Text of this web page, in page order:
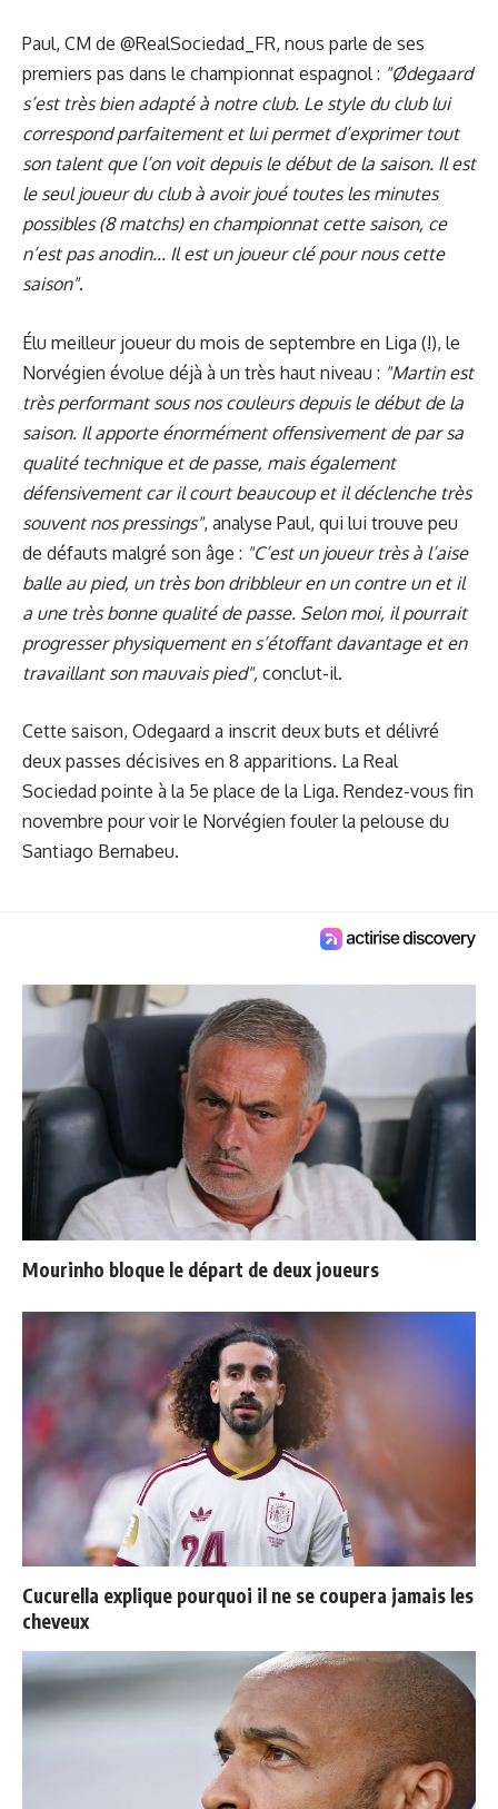
Paul, CM de @RealSociedad_FR, nous parle de ses
premiers pas dans le championnat espagnol : "Ødegaard
s’est très bien adapté à notre club. Le style du club lui
correspond parfaitement et lui permet d’exprimer tout
son talent que l’on voit depuis le début de la saison. Il est
le seul joueur du club à avoir joué toutes les minutes
possibles (8 matchs) en championnat cette saison, ce
n’est pas anodin... Il est un joueur clé pour nous cette
saison".
Élu meilleur joueur du mois de septembre en Liga (!), le
Norvégien évolue déjà à un très haut niveau : "Martin est
très performant sous nos couleurs depuis le début de la
saison. Il apporte énormément offensivement de par sa
qualité technique et de passe, mais également
défensivement car il court beaucoup et il déclenche très
souvent nos pressings", analyse Paul, qui lui trouve peu
de défauts malgré son âge : "C’est un joueur très à l’aise
balle au pied, un très bon dribbleur en un contre un et il
a une très bonne qualité de passe. Selon moi, il pourrait
progresser physiquement en s’étoffant davantage et en
travaillant son mauvais pied", conclut-il.
Cette saison, Odegaard a inscrit deux buts et délivré
deux passes décisives en 8 apparitions. La Real
Sociedad pointe à la 5e place de la Liga. Rendez-vous fin
novembre pour voir le Norvégien fouler la pelouse du
Santiago Bernabeu.
Mourinho bloque le départ de deux joueurs
Cucurella explique pourquoi il ne se coupera jamais les
cheveux